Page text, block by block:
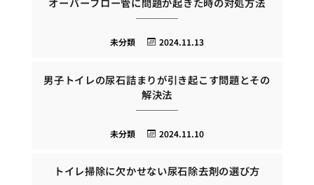
2024.11.13
未分類
男子トイレの尿石詰まりが引き起こす問題とその
解決法
2024.11.10
未分類
トイレ掃除に欠かせない尿石除去剤の選び方